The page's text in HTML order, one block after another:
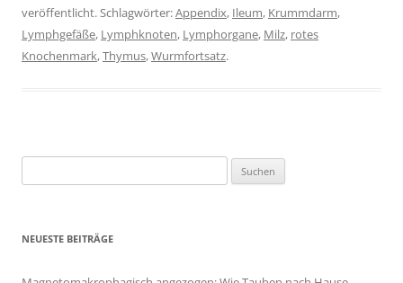
veröffentlicht. Schlagwörter:Appendix, Ileum, Krummdarm,
Lymphgefäße, Lymphknoten, Lymphorgane, Milz, rotes
Knochenmark,Thymus,Wurmfortsatz.
nach:
NEUESTE BEITRÄGE